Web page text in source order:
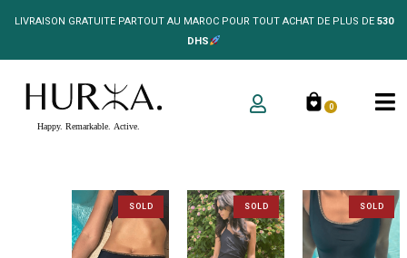
LIVRAISON GRATUITE PARTOUT AU MAROC POUR TOUT ACHAT DE PLUS DE530
DHS
0
SOLD
OUT
SOLD
OUT
SOLD